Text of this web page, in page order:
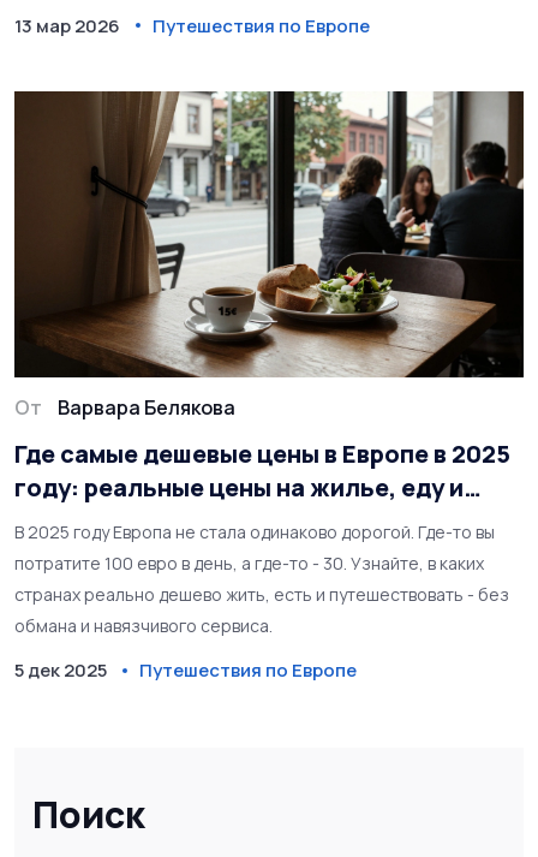
Поиск
13 мар 2026 Путешествия по Европе
От Варвара Белякова
Где самые дешевые цены в Европе в 2025
году: реальные цены на жилье, еду и
транспорт
В 2025 году Европа не стала одинаково дорогой. Где-то вы
потратите 100 евро в день, а где-то - 30. Узнайте, в каких
странах реально дешево жить, есть и путешествовать - без
обмана и навязчивого сервиса.
5 дек 2025 Путешествия по Европе